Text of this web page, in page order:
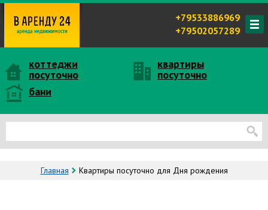
+79533886969
+79502057289
коттеджи
посуточно
квартиры
посуточно
бани
Главная Квартиры посуточно для Дня рождения